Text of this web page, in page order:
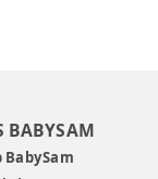
BABYSAM
BabySam